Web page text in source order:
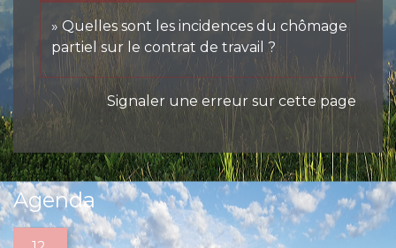
Quelles sont les incidences du chômage
partiel sur le contrat de travail ?
Signaler une erreur sur cette page
Agenda